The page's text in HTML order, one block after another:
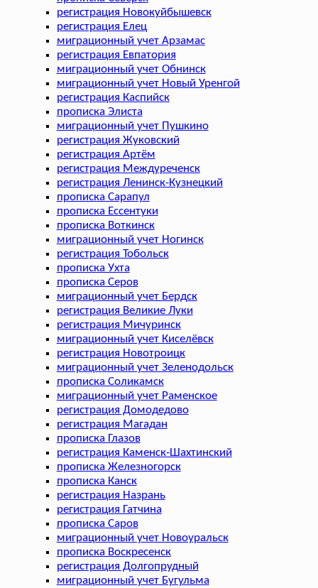
регистрация Новокуйбышевск
регистрация Елец
миграционный учет Арзамас
регистрация Евпатория
миграционный учет Обнинск
миграционный учет Новый Уренгой
регистрация Каспийск
прописка Элиста
миграционный учет Пушкино
регистрация Жуковский
регистрация Артём
регистрация Междуреченск
регистрация Ленинск-Кузнецкий
прописка Сарапул
прописка Ессентуки
прописка Воткинск
миграционный учет Ногинск
регистрация Тобольск
прописка Ухта
прописка Серов
миграционный учет Бердск
регистрация Великие Луки
регистрация Мичуринск
миграционный учет Киселёвск
регистрация Новотроицк
миграционный учет Зеленодольск
прописка Соликамск
миграционный учет Раменское
регистрация Домодедово
регистрация Магадан
прописка Глазов
регистрация Каменск-Шахтинский
прописка Железногорск
прописка Канск
регистрация Назрань
регистрация Гатчина
прописка Саров
миграционный учет Новоуральск
прописка Воскресенск
регистрация Долгопрудный
миграционный учет Бугульма